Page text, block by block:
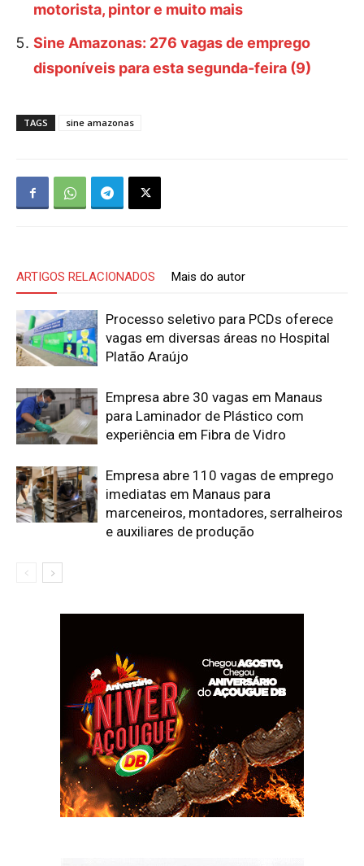
motorista, pintor e muito mais
Sine Amazonas: 276 vagas de emprego
disponíveis para esta segunda-feira (9)
TAGS sine amazonas
ARTIGOS RELACIONADOS Mais do autor
Processo seletivo para PCDs oferece
vagas em diversas áreas no Hospital
Platão Araújo
Empresa abre 30 vagas em Manaus
para Laminador de Plástico com
experiência em Fibra de Vidro
Empresa abre 110 vagas de emprego
imediatas em Manaus para
marceneiros, montadores, serralheiros
e auxiliares de produção